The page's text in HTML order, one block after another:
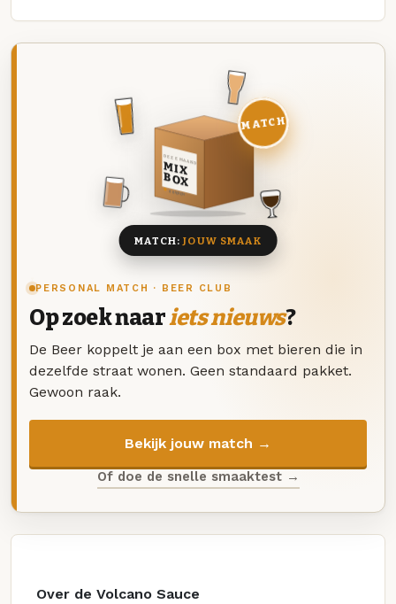
PERSONAL MATCH · BEER CLUB
Op zoek naariets nieuws?
De Beer koppelt je aan een box met bieren die in
dezelfde straat wonen. Geen standaard pakket.
Gewoon raak.
Bekijk jouw match →
Of doe de snelle smaaktest →
DEZE MAAND
MIX
BOX
8 BIEREN
MATCH
MATCH:JOUW SMAAK
Over de Volcano Sauce